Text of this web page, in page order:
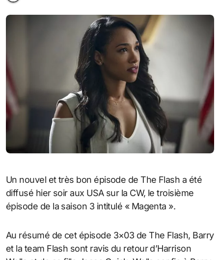
Un nouvel et très bon épisode de The Flash a été
diffusé hier soir aux USA sur la CW, le troisième
épisode de la saison 3 intitulé « Magenta ».
Au résumé de cet épisode 3×03 de The Flash, Barry
et la team Flash sont ravis du retour d’Harrison